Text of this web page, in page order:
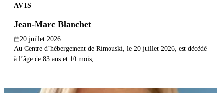
AVIS
Jean-Marc Blanchet
20 juillet 2026
Au Centre d’hébergement de Rimouski, le 20 juillet 2026, est décédé
à l’âge de 83 ans et 10 mois,...